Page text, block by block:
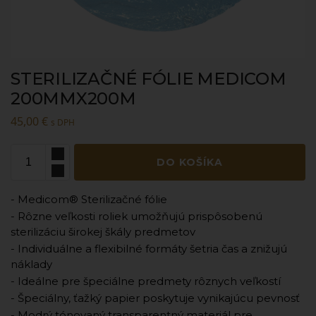
STERILIZAČNÉ FÓLIE MEDICOM
200MMX200M
45,00 € s DPH
DO KOŠÍKA
- Medicom® Sterilizačné fólie
- Rôzne veľkosti roliek umožňujú prispôsobenú
sterilizáciu širokej škály predmetov
- Individuálne a flexibilné formáty šetria čas a znižujú
náklady
- Ideálne pre špeciálne predmety rôznych veľkostí
- Špeciálny, ťažký papier poskytuje vynikajúcu pevnosť